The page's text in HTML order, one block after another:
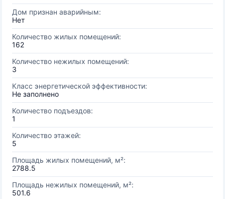
Дом признан аварийным:
Нет
Количество жилых помещений:
162
Количество нежилых помещений:
3
Класс энергетической эффективности:
Не заполнено
Количество подъездов:
1
Количество этажей:
5
Площадь жилых помещений, м²:
2788.5
Площадь нежилых помещений, м²:
501.6